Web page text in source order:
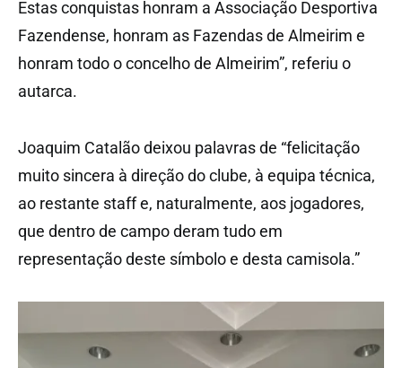
Estas conquistas honram a Associação Desportiva
Fazendense, honram as Fazendas de Almeirim e
honram todo o concelho de Almeirim”, referiu o
autarca.
Joaquim Catalão deixou palavras de “felicitação
muito sincera à direção do clube, à equipa técnica,
ao restante staff e, naturalmente, aos jogadores,
que dentro de campo deram tudo em
representação deste símbolo e desta camisola.”